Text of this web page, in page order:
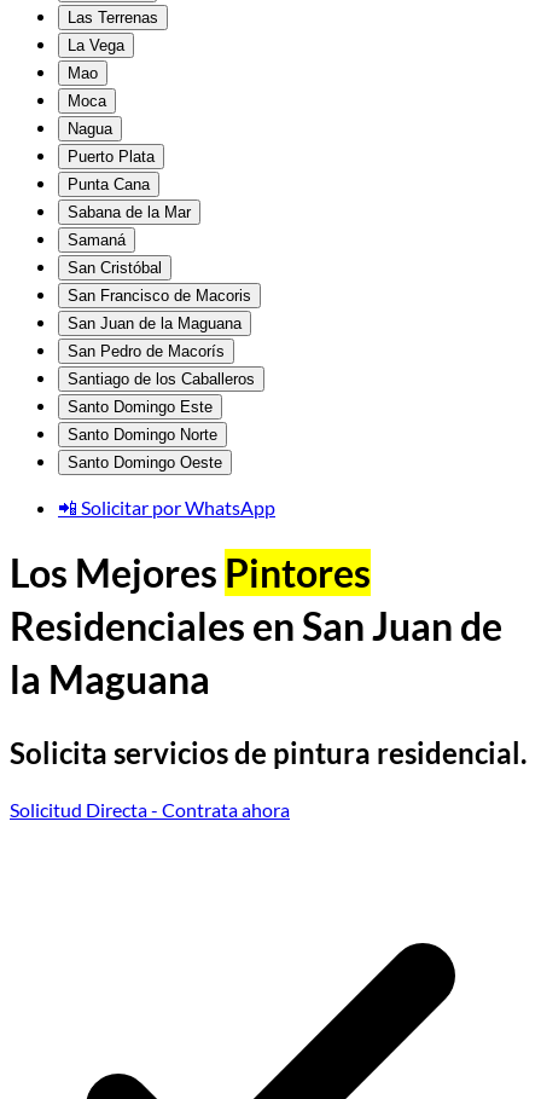
Las Terrenas
La Vega
Mao
Moca
Nagua
Puerto Plata
Punta Cana
Sabana de la Mar
Samaná
San Cristóbal
San Francisco de Macoris
San Juan de la Maguana
San Pedro de Macorís
Santiago de los Caballeros
Santo Domingo Este
Santo Domingo Norte
Santo Domingo Oeste
📲 Solicitar por WhatsApp
Los Mejores Pintores
Residenciales en San Juan de
la Maguana
Solicita servicios de pintura residencial.
Solicitud Directa- Contrata ahora